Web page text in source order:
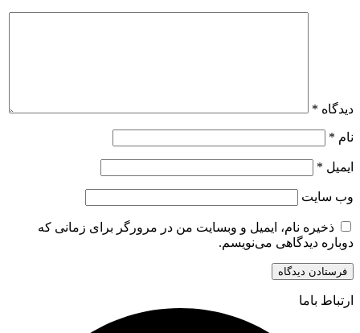
دیدگاه *
نام *
ایمیل *
وب‌ سایت
ذخیره نام، ایمیل و وبسایت من در مرورگر برای زمانی که
دوباره دیدگاهی می‌نویسم.
ارتباط باما